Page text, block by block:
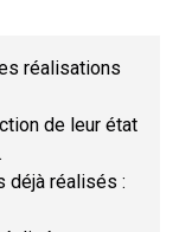
réalisations
de leur état
déjà réalisés :